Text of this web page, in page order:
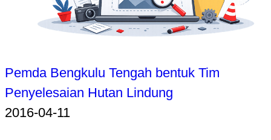
Pemda Bengkulu Tengah bentuk Tim
Penyelesaian Hutan Lindung
2016-04-11